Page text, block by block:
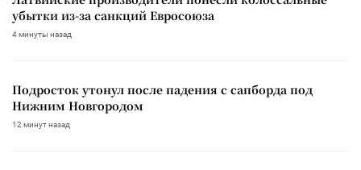
убытки из-за санкций Евросоюза
4 минуты назад
Подросток утонул после падения с сапборда под
Нижним Новгородом
12 минут назад